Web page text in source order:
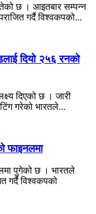
छ । आइतबार सम्पन्न
गर्दै विश्वकपको...
दियो २५६ रनको
दिएको छ । जारी
गरेको भारतले...
फाइनलमा
पुगेको छ । भारतले
गर्दै विश्वकपको